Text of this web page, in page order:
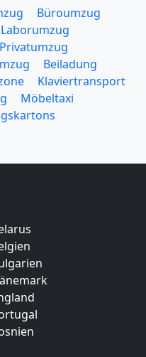
Büroumzug
Laborumzug
Privatumzug
Beiladung
Klaviertransport
Möbeltaxi